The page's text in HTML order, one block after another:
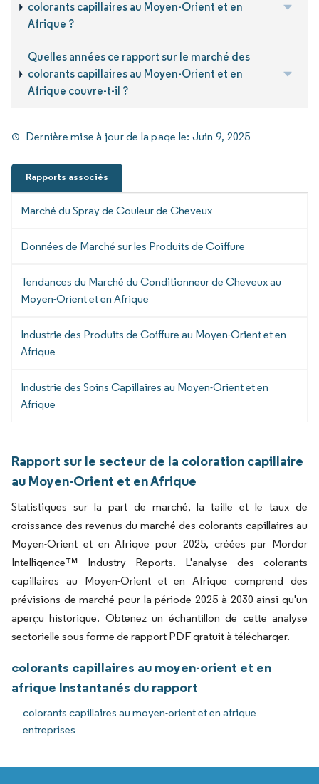
colorants capillaires au Moyen-Orient et en
Afrique ?
Quelles années ce rapport sur le marché des
colorants capillaires au Moyen-Orient et en
Afrique couvre-t-il ?
Dernière mise à jour de la page le: Juin 9, 2025
Rapports associés
Marché du Spray de Couleur de Cheveux
Données de Marché sur les Produits de Coiffure
Tendances du Marché du Conditionneur de Cheveux au
Moyen-Orient et en Afrique
Industrie des Produits de Coiffure au Moyen-Orient et en
Afrique
Industrie des Soins Capillaires au Moyen-Orient et en
Afrique
Rapport sur le secteur de la coloration capillaire
au Moyen-Orient et en Afrique
Statistiques sur la part de marché, la taille et le taux de
croissance des revenus du marché des colorants capillaires au
Moyen-Orient et en Afrique pour 2025, créées par Mordor
Intelligence™ Industry Reports. L'analyse des colorants
capillaires au Moyen-Orient et en Afrique comprend des
prévisions de marché pour la période 2025 à 2030 ainsi qu'un
aperçu historique. Obtenez un échantillon de cette analyse
sectorielle sous forme de rapport PDF gratuit à télécharger.
colorants capillaires au moyen-orient et en
afrique Instantanés du rapport
colorants capillaires au moyen-orient et en afrique
entreprises